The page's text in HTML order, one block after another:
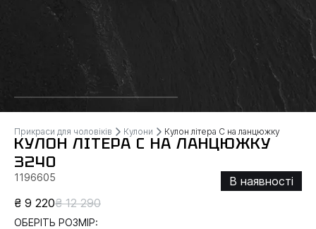
Прикраси для чоловіків Кулони Кулон літера С на ланцюжку
КУЛОН ЛІТЕРА С НА ЛАНЦЮЖКУ
3240
1196605
В наявності
₴ 9 220₴ 12 290
ОБЕРІТЬ РОЗМІР: